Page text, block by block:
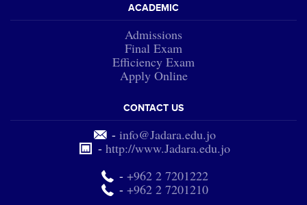
ACADEMIC
Admissions
Final Exam
Efficiency Exam
Apply Online
CONTACT US
-info@Jadara.edu.jo
- http://www.Jadara.edu.jo
-+962 2 7201222
-+962 2 7201210